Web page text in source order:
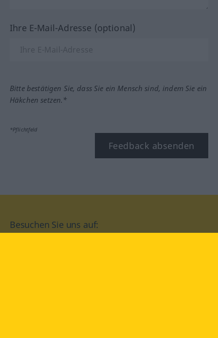
Ihre E-Mail-Adresse (optional)
Bitte bestätigen Sie, dass Sie ein Mensch sind, indem Sie ein
Häkchen setzen.*
*Pflichtfeld
Feedback absenden
Besuchen Sie uns auf: